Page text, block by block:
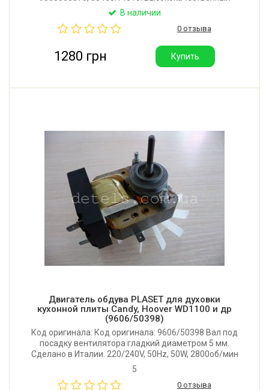
мотор обдува конвекции для духового шкафа и
потребляемая: 30W. Производитель: KELI (Китай).
В наличии
0 отзыва
1280 грн Купить
Двигатель обдува PLASET для духовки
кухонной плиты Candy, Hoover WD1100 и др
(9606/50398)
Код оригинала: Код оригинала: 9606/50398 Вал под
посадку вентилятора гладкий диаметром 5 мм.
Сделано в Италии. 220/240V, 50Hz, 50W, 2800об/мин
5
0 отзыва